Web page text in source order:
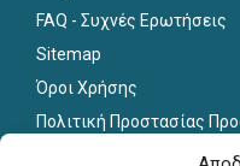
FAQ - Συχνές Ερωτήσεις
Sitemap
Όροι Χρήσης
Πολιτική Προστασίας